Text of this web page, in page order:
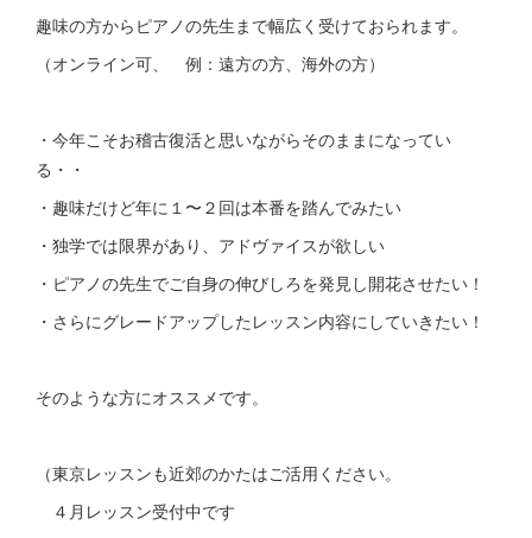
趣味の方からピアノの先生まで幅広く受けておられます。
（オンライン可、 例：遠方の方、海外の方）
・今年こそお稽古復活と思いながらそのままになってい
る・・
・趣味だけど年に１〜２回は本番を踏んでみたい
・独学では限界があり、アドヴァイスが欲しい
・ピアノの先生でご自身の伸びしろを発見し開花させたい！
・さらにグレードアップしたレッスン内容にしていきたい！
そのような方にオススメです。
（東京レッスンも近郊のかたはご活用ください。
４月レッスン受付中です